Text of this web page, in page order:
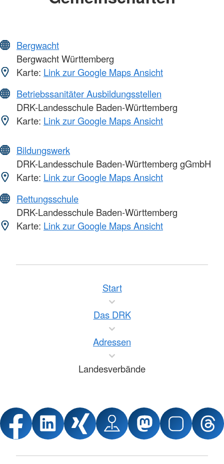
Bergwacht
Bergwacht Württemberg
Karte: Link zur Google Maps Ansicht
Betriebssanitäter Ausbildungsstellen
DRK-Landesschule Baden-Württemberg
Karte: Link zur Google Maps Ansicht
Bildungswerk
DRK-Landesschule Baden-Württemberg gGmbH
Karte: Link zur Google Maps Ansicht
Rettungsschule
DRK-Landesschule Baden-Württemberg
Karte: Link zur Google Maps Ansicht
Start
Das DRK
Adressen
Landesverbände